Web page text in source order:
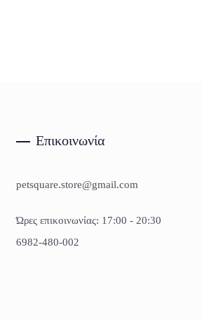
Επικοινωνία
petsquare.store@gmail.com
Ώρες επικοινωνίας: 17:00 - 20:30
6982-480-002